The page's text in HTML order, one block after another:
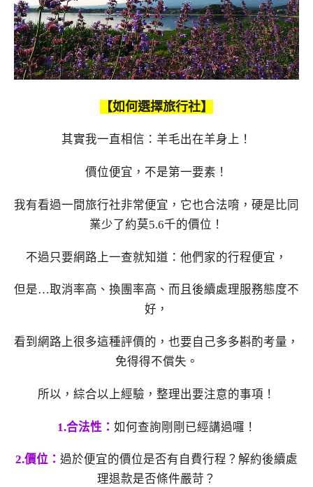
【如何選擇旅行社】
其實我一直相信：羊毛出在羊身上！
價位便宜，不是第一要素！
我有看過一間旅行社非常便宜，它也合法唷，硬是比同
業少了約莫5.6千的價位！
不過只要網路上一查就知道：他們家的行程便宜，
但是…取消率高、換團率高、而且後續處理服務態度不
好，
看到網路上很多這種評價的，也要自己多多斟酌考量，
免得得不償失。
所以，綜合以上經驗，整理出要注意的事項！
1.合法性： 如何查詢剛剛已經講過囉！
2.價位： 過於便宜的價位是否有自費行程？解約後續處
理退款是否條件嚴苛？